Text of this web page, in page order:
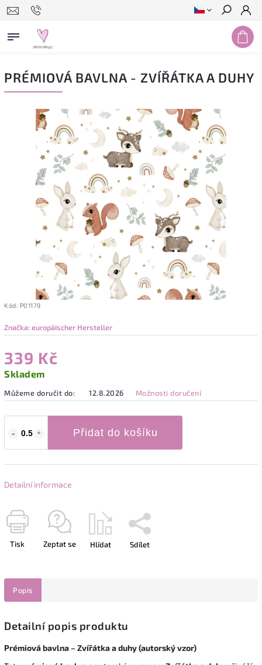
Hledat
PRÉMIOVÁ BAVLNA - ZVÍŘÁTKA A DUHY
Kód: P01179
Značka:europäischer Hersteller
339 Kč
Skladem
Můžeme doručit do: 12.8.2026 Možnosti doručení
Přidat do košíku
Detailní informace
Tisk Zeptat se Hlídat Sdílet
Popis
Detailní popis produktu
Prémiová bavlna – Zvířátka a duhy (autorský vzor)